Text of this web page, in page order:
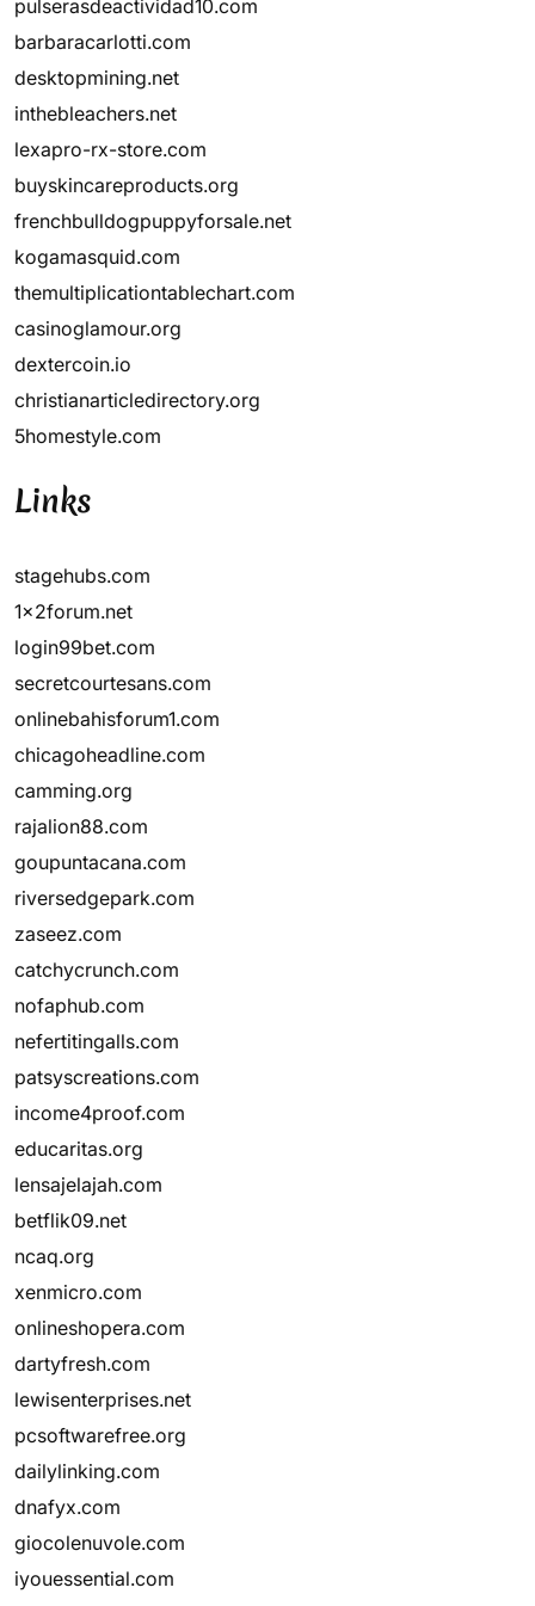
pulserasdeactividad10.com
barbaracarlotti.com
desktopmining.net
inthebleachers.net
lexapro-rx-store.com
buyskincareproducts.org
frenchbulldogpuppyforsale.net
kogamasquid.com
themultiplicationtablechart.com
casinoglamour.org
dextercoin.io
christianarticledirectory.org
5homestyle.com
Links
stagehubs.com
1x2forum.net
login99bet.com
secretcourtesans.com
onlinebahisforum1.com
chicagoheadline.com
camming.org
rajalion88.com
goupuntacana.com
riversedgepark.com
zaseez.com
catchycrunch.com
nofaphub.com
nefertitingalls.com
patsyscreations.com
income4proof.com
educaritas.org
lensajelajah.com
betflik09.net
ncaq.org
xenmicro.com
onlineshopera.com
dartyfresh.com
lewisenterprises.net
pcsoftwarefree.org
dailylinking.com
dnafyx.com
giocolenuvole.com
iyouessential.com